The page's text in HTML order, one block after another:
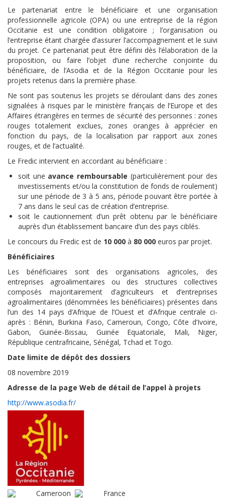
Le partenariat entre le bénéficiaire et une organisation
professionnelle agricole (OPA) ou une entreprise de la région
Occitanie est une condition obligatoire ; l’organisation ou
l’entreprise étant chargée d’assurer l’accompagnement et le suivi
du projet. Ce partenariat peut être défini dès l’élaboration de la
proposition, ou faire l’objet d’une recherche conjointe du
bénéficiaire, de l’Asodia et de la Région Occitanie pour les
projets retenus dans la première phase.
Ne sont pas soutenus les projets se déroulant dans des zones
signalées à risques par le ministère français de l’Europe et des
Affaires étrangères en termes de sécurité des personnes : zones
rouges totalement exclues, zones oranges à apprécier en
fonction du pays, de la localisation par rapport aux zones
rouges, et de l’actualité.
Le Fredic intervient en accordant au bénéficiaire :
soit une avance remboursable (particulièrement pour des
investissements et/ou la constitution de fonds de roulement)
sur une période de 3 à 5 ans, période pouvant être portée à
7 ans dans le seul cas de création d’entreprise.
soit le cautionnement d’un prêt obtenu par le bénéficiaire
auprès d’un établissement bancaire d’un des pays ciblés.
Le concours du Fredic est de 10 000 à 80 000 euros par projet.
Bénéficiaires
Les bénéficiaires sont des organisations agricoles, des
entreprises agroalimentaires ou des structures collectives
composés majoritairement d’agriculteurs et d’entreprises
agroalimentaires (dénommées les bénéficiaires) présentes dans
l’un des 14 pays d’Afrique de l’Ouest et d’Afrique centrale ci-
après : Bénin, Burkina Faso, Cameroun, Congo, Côte d’Ivoire,
Gabon, Guinée-Bissau, Guinée Equatoriale, Mali, Niger,
République centrafricaine, Sénégal, Tchad et Togo.
Date limite de dépôt des dossiers
08 novembre 2019
Adresse de la page Web de détail de l’appel à projets
http://www.asodia.fr/
Cameroon
France